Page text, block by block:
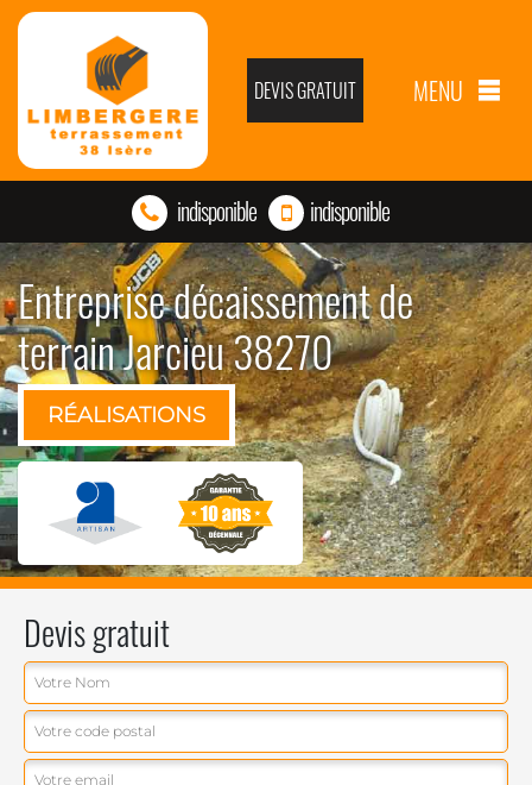
DEVIS GRATUIT MENU
indisponible indisponible
Entreprise décaissement de
terrain Jarcieu 38270
RÉALISATIONS
Devis gratuit